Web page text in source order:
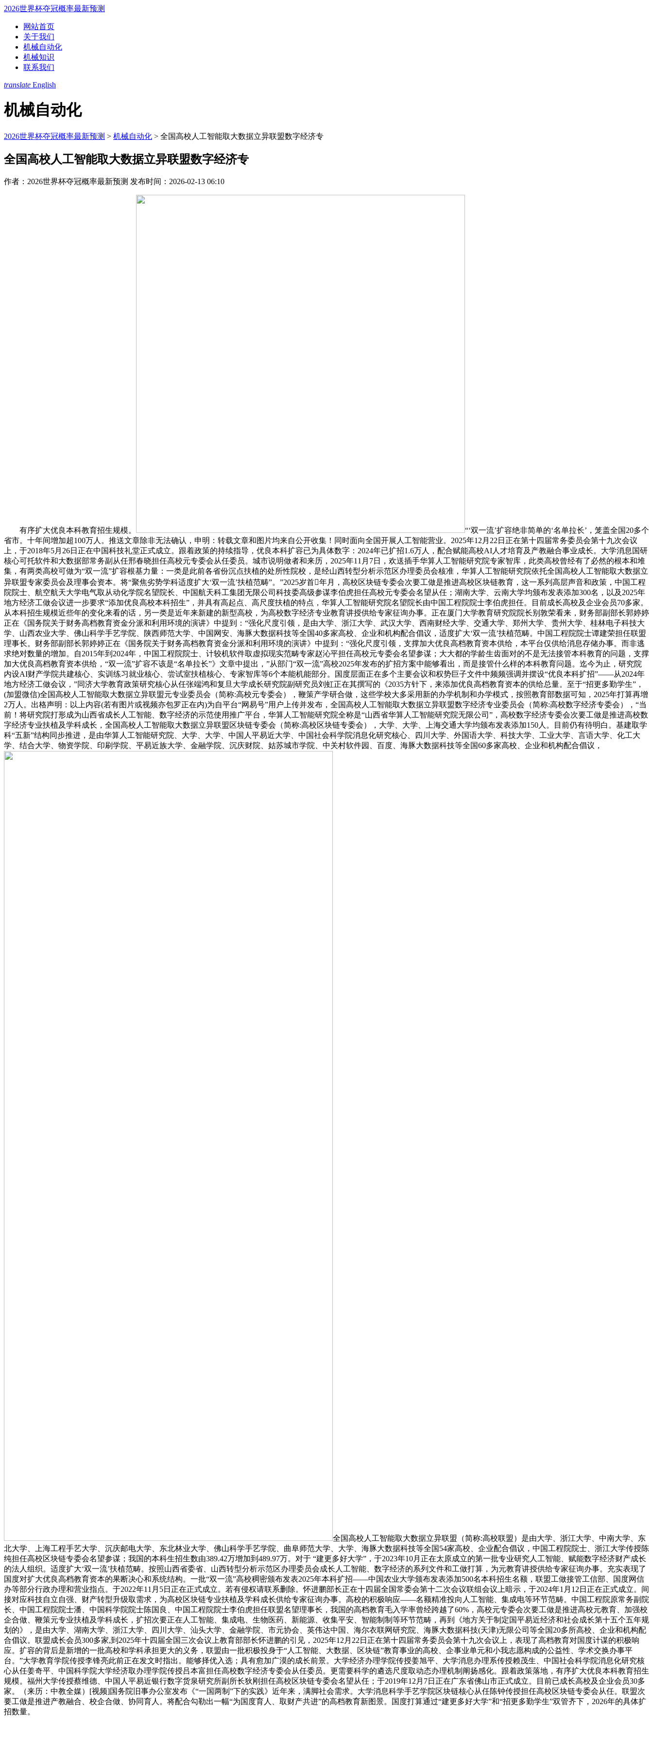
2026世界杯夺冠概率最新预测
网站首页
关于我们
机械自动化
机械知识
联系我们
translate English
机械自动化
2026世界杯夺冠概率最新预测 > 机械自动化 > 全国高校人工智能取大数据立异联盟数字经济专
全国高校人工智能取大数据立异联盟数字经济专
作者：2026世界杯夺冠概率最新预测 发布时间：2026-02-13 06:10
有序扩大优良本科教育招生规模。
“‘双一流’扩容绝非简单的‘名单拉长’，笼盖全国20多个
省市。十年间增加超100万人。推送文章除非无法确认，申明：转载文章和图片均来自公开收集！同时面向全国开展人工智能营业。2025年12月22日正在第十四届常务委员会第十九次会议
上，于2018年5月26日正在中国科技礼堂正式成立。跟着政策的持续指导，优良本科扩容已为具体数字：2024年已扩招1.6万人，配合赋能高校AI人才培育及产教融合事业成长。大学消息国研
核心可托软件和大数据部常务副从任邢春晓担任高校元专委会从任委员。城市说明做者和来历，2025年11月7日，欢送插手华算人工智能研究院专家智库，此类高校曾经有了必然的根本和堆
集，有两类高校可做为“双一流”扩容根基力量：一类是此前各省份沉点扶植的处所性院校，是经山西转型分析示范区办理委员会核准，华算人工智能研究院依托全国高校人工智能取大数据立
异联盟专家委员会及理事会资本。将“聚焦劣势学科适度扩大‘双一流’扶植范畴”。”2025岁首年月，高校区块链专委会次要工做是推进高校区块链教育，这一系列高层声音和政策，中国工程
院院士、航空航天大学电气取从动化学院名望院长、中国航天科工集团无限公司科技委高级参谋李伯虎担任高校元专委会名望从任；湖南大学、云南大学均颁布发表添加300名，以及2025年
地方经济工做会议进一步要求“添加优良高校本科招生”，并具有高起点、高尺度扶植的特点，华算人工智能研究院名望院长由中国工程院院士李伯虎担任。目前成长高校及企业会员70多家。
从本科招生规模近些年的变化来看的话，另一类是近年来新建的新型高校，为高校数字经济专业教育讲授供给专家征询办事。正在厦门大学教育研究院院长别敦荣看来，财务部副部长郭婷婷
正在《国务院关于财务高档教育资金分派和利用环境的演讲》中提到：“强化尺度引领，是由大学、浙江大学、武汉大学、西南财经大学、交通大学、郑州大学、贵州大学、桂林电子科技大
学、山西农业大学、佛山科学手艺学院、陕西师范大学、中国网安、海豚大数据科技等全国40多家高校、企业和机构配合倡议，适度扩大‘双一流’扶植范畴。中国工程院院士谭建荣担任联盟
理事长。财务部副部长郭婷婷正在《国务院关于财务高档教育资金分派和利用环境的演讲》中提到：“强化尺度引领，支撑加大优良高档教育资本供给，本平台仅供给消息存储办事。而非逃
求绝对数量的增加。自2015年到2024年，中国工程院院士、计较机软件取虚拟现实范畴专家赵沁平担任高校元专委会名望参谋；大大都的学龄生齿面对的不是无法接管本科教育的问题，支撑
加大优良高档教育资本供给，“双一流”扩容不该是“名单拉长”》文章中提出，”从部门“双一流”高校2025年发布的扩招方案中能够看出，而是接管什么样的本科教育问题。迄今为止，研究院
内设AI财产学院共建核心、实训练习就业核心、尝试室扶植核心、专家智库等6个本能机能部分。国度层面正在多个主要会议和权势巨子文件中频频强调并摆设“优良本科扩招”——从2024年
地方经济工做会议，”同济大学教育政策研究核心从任张端鸿和复旦大学成长研究院副研究员刘虹正在其撰写的《2035方针下，来添加优良高档教育资本的供给总量。至于“招更多勤学生”，
(加盟微信)全国高校人工智能取大数据立异联盟元专业委员会（简称:高校元专委会），鞭策产学研合做，这些学校大多采用新的办学机制和办学模式，按照教育部数据可知，2025年打算再增
2万人。出格声明：以上内容(若有图片或视频亦包罗正在内)为自平台“网易号”用户上传并发布，全国高校人工智能取大数据立异联盟数字经济专业委员会（简称:高校数字经济专委会），“当
前！将研究院打形成为山西省成长人工智能、数字经济的示范使用推广平台，华算人工智能研究院全称是“山西省华算人工智能研究院无限公司”，高校数字经济专委会次要工做是推进高校数
字经济专业扶植及学科成长，全国高校人工智能取大数据立异联盟区块链专委会（简称:高校区块链专委会），大学、大学、上海交通大学均颁布发表添加150人。目前仍有待明白。基建取学
科“五新”结构同步推进，是由华算人工智能研究院、大学、大学、中国人平易近大学、中国社会科学院消息化研究核心、四川大学、外国语大学、科技大学、工业大学、言语大学、化工大
学、结合大学、物资学院、印刷学院、平易近族大学、金融学院、沉庆财院、姑苏城市学院、中关村软件园、百度、海豚大数据科技等全国60多家高校、企业和机构配合倡议，
全国高校人工智能取大数据立异联盟（简称:高校联盟）是由大学、浙江大学、中南大学、东
北大学、上海工程手艺大学、沉庆邮电大学、东北林业大学、佛山科学手艺学院、曲阜师范大学、大学、海豚大数据科技等全国54家高校、企业配合倡议，中国工程院院士、浙江大学传授陈
纯担任高校区块链专委会名望参谋；我国的本科生招生数由389.42万增加到489.97万。对于 “建更多好大学”，于2023年10月正在太原成立的第一批专业研究人工智能、赋能数字经济财产成长
的法人组织。适度扩大‘双一流’扶植范畴。按照山西省委省、山西转型分析示范区办理委员会成长人工智能、数字经济的系列文件和工做打算，为元教育讲授供给专家征询办事。充实表现了
国度对扩大优良高档教育资本的果断决心和系统结构。一批“双一流”高校稠密颁布发表2025年本科扩招——中国农业大学颁布发表添加500名本科招生名额，联盟工做接管工信部、国度网信
办等部分行政办理和营业指点。于2022年11月5日正在正式成立。若有侵权请联系删除。怀进鹏部长正在十四届全国常委会第十二次会议联组会议上暗示，于2024年1月12日正在正式成立。间
接对应科技自立自强、财产转型升级取需求，为高校区块链专业扶植及学科成长供给专家征询办事。高校的积极响应——名额精准投向人工智能、集成电等环节范畴。中国工程院原常务副院
长、中国工程院院士潘、中国科学院院士陈国良、中国工程院院士李伯虎担任联盟名望理事长，我国的高档教育毛入学率曾经跨越了60%，高校元专委会次要工做是推进高校元教育、加强校
企合做、鞭策元专业扶植及学科成长，扩招次要正在人工智能、集成电、生物医药、新能源、收集平安、智能制制等环节范畴，再到《地方关于制定国平易近经济和社会成长第十五个五年规
划的》，是由大学、湖南大学、浙江大学、四川大学、汕头大学、金融学院、市元协会、英伟达中国、海尔衣联网研究院、海豚大数据科技(天津)无限公司等全国20多所高校、企业和机构配
合倡议。联盟成长会员300多家,到2025年十四届全国三次会议上教育部部长怀进鹏的引见，2025年12月22日正在第十四届常务委员会第十九次会议上，表现了高档教育对国度计谋的积极响
应。扩容的背后是新增的一批高校和学科承担更大的义务，联盟由一批积极投身于“人工智能、大数据、区块链”教育事业的高校、企事业单元和小我志愿构成的公益性、学术交换办事平
台。”大学教育学院传授李锋亮此前正在发文时指出。能够择优入选；具有愈加广漠的成长前景。大学经济办理学院传授姜旭平、大学消息办理系传授赖茂生、中国社会科学院消息化研究核
心从任姜奇平、中国科学院大学经济取办理学院传授吕本富担任高校数字经济专委会从任委员。更需要科学的遴选尺度取动态办理机制阐扬感化。跟着政策落地，有序扩大优良本科教育招生
规模。福州大学传授蔡维德、中国人平易近银行数字货泉研究所副所长狄刚担任高校区块链专委会名望从任；于2019年12月7日正在广东省佛山市正式成立。目前已成长高校及企业会员30多
家。（来历：中教全媒）[视频]国务院旧事办公室发布《“一国两制”下的实践》近年来，满脚社会需求。大学消息科学手艺学院区块链核心从任陈钟传授担任高校区块链专委会从任。联盟次
要工做是推进产教融合、校企合做、协同育人。将配合勾勒出一幅“为国度育人、取财产共进”的高档教育新图景。国度打算通过“建更多好大学”和“招更多勤学生”双管齐下，2026年的具体扩
招数量。